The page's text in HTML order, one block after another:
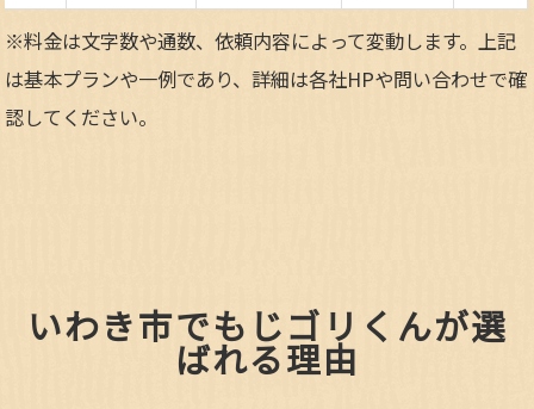
※料金は文字数や通数、依頼内容によって変動します。上記
は基本プランや一例であり、詳細は各社HPや問い合わせで確
認してください。​
いわき市でもじゴリくんが選
ばれる理由